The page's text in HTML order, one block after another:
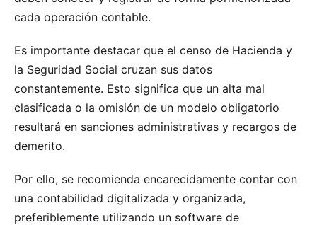
cada operación contable.
Es importante destacar que el censo de Hacienda y
la Seguridad Social cruzan sus datos
constantemente. Esto significa que un alta mal
clasificada o la omisión de un modelo obligatorio
resultará en sanciones administrativas y recargos de
demerito.
Por ello, se recomienda encarecidamente contar con
una contabilidad digitalizada y organizada,
preferiblemente utilizando un software de